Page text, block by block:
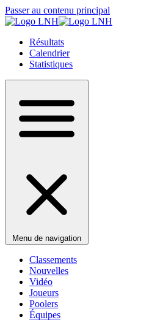
Passer au contenu principal
Résultats
Calendrier
Statistiques
Menu de navigation
Classements
Nouvelles
Vidéo
Joueurs
Poolers
Équipes